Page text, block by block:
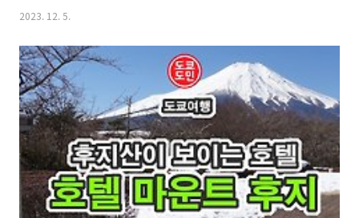
운트 후지 근처까지 이동하는 동안에도 눈 앞에 보이는 후지산! 후지산이
다. 호텔 객실 베란다에서 찍은 후지산입니다. 바로 앞에는 야마나카코
(山中湖) 라는 호수가 있고요. 그옆에 후지산이 있습니다. 파노라마로 찍
어보면 이렇습니다. 왼쪽에 큰 호수! 오른쪽에 후지산! 이 호텔의 노천온
천에서의 뷰는 후지산과 보이는 온천과 호수가 보이는 온천 2개가 있습
니다. 숙박하시는 동안에는 전부 무료로 이용가능합니다. 호..
2023. 12. 5.